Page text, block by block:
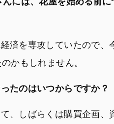
済を専攻していたので、
かもしれません。
たのはいつからですか？
、しばらくは購買企画、